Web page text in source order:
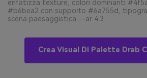
enfatizza texture, colori dominanti
#b6bea2 con supporto #6a755d,
scena paesaggistica --ar 4:3
Crea Visual Di Palette Drab